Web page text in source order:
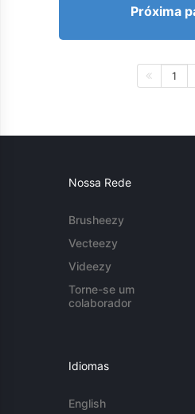
Próxima
1
Nossa Rede
Brusheezy
Vecteezy
Videezy
Torne-se um
colaborador
Idiomas
English